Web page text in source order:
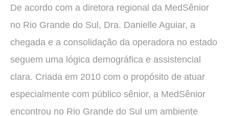
De acordo com a diretora regional da MedSênior
no Rio Grande do Sul, Dra. Danielle Aguiar, a
chegada e a consolidação da operadora no estado
seguem uma lógica demográfica e assistencial
clara. Criada em 2010 com o propósito de atuar
especialmente com público sênior, a MedSênior
encontrou no Rio Grande do Sul um ambiente